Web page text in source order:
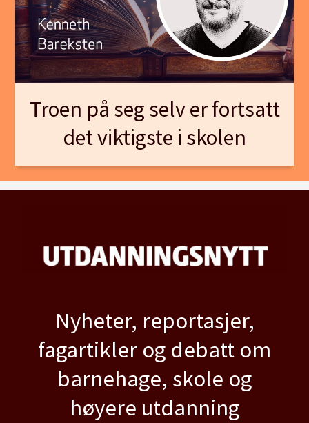
Troen på seg selv er fortsatt
det viktigste i skolen
Nyheter, reportasjer,
fagartikler og debatt om
barnehage, skole og
høyere utdanning